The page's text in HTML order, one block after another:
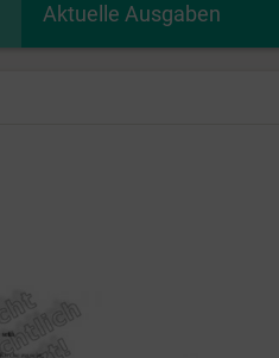
Aktuelle Ausgaben